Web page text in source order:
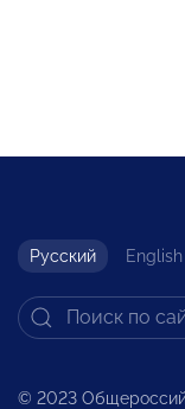
Русский English
© 2023